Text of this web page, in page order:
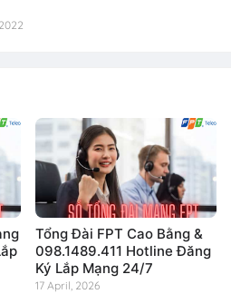
Tổng Đài FPT Cao Bằng &
098.1489.411 Hotline Đăng
Ký Lắp Mạng 24/7
17 April, 2026